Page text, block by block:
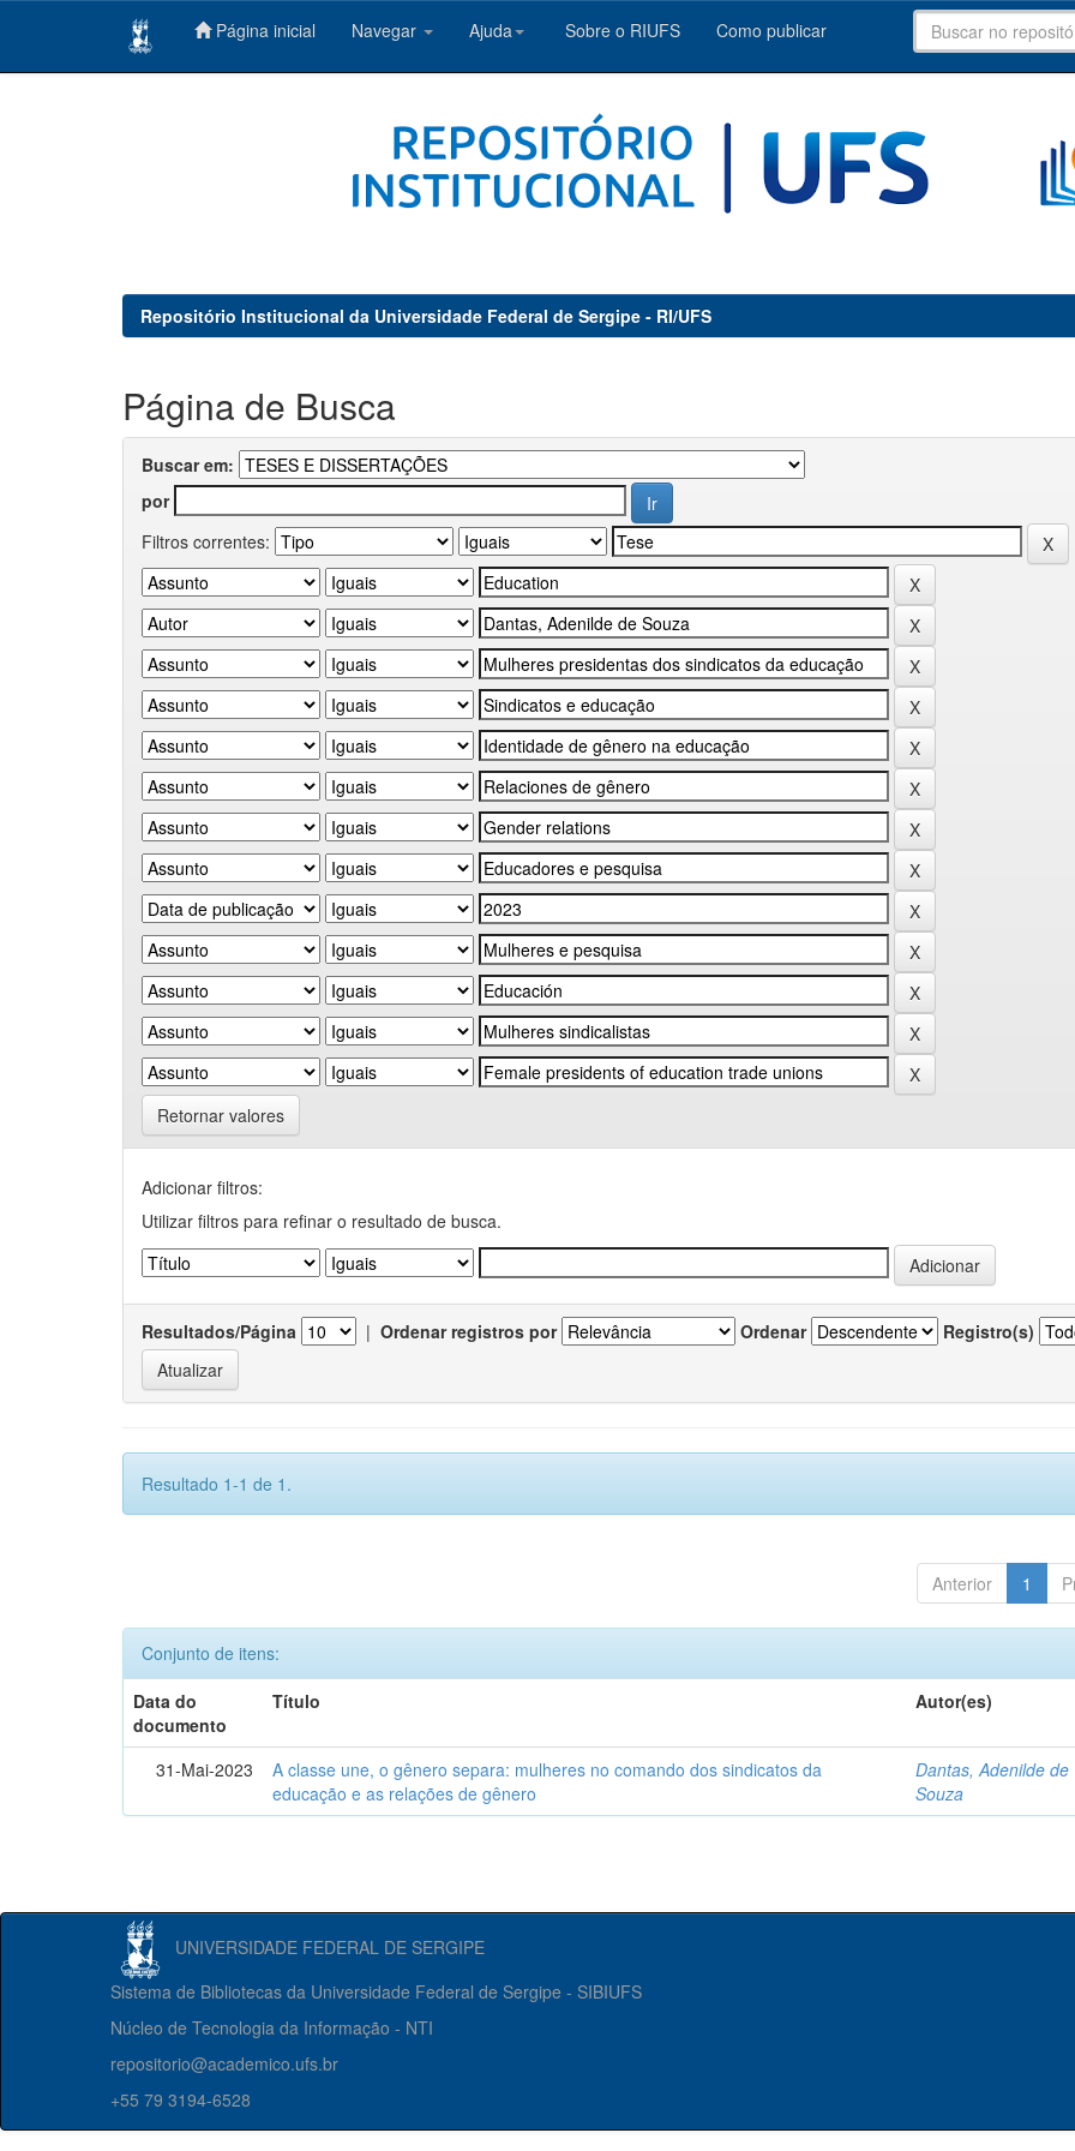
Página inicial Navegar Ajuda Sobre o RIUFS Como publicar
Repositório Institucional da Universidade Federal de Sergipe - RI/UFS
Página de Busca
Buscar em:
por
Filtros correntes:
Retornar valores
Adicionar filtros:
Utilizar filtros para refinar o resultado de busca.
Resultados/Página | Ordenar registros por Ordenar Registro(s)
Resultado 1-1 de 1.
Anterior 1
Conjunto de itens:
Data do
documento
Título Autor(es)
31-Mai-2023
A classe une, o gênero separa: mulheres no comando dos sindicatos da
educação e as relações de gênero
Dantas, Adenilde de
Souza
UNIVERSIDADE FEDERAL DE SERGIPE
Sistema de Bibliotecas da Universidade Federal de Sergipe - SIBIUFS
Núcleo de Tecnologia da Informação - NTI
repositorio@academico.ufs.br
+55 79 3194-6528